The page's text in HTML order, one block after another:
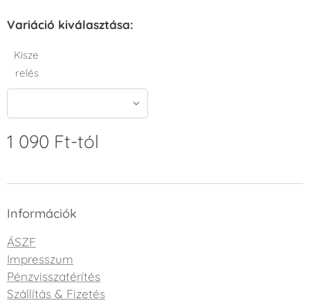
Variáció kiválasztása:
Kisze
relés
1 090 Ft-tól
Információk
ÁSZF
Impresszum
Pénzvisszatérítés
Szállítás & Fizetés